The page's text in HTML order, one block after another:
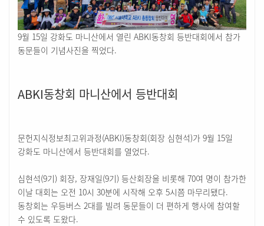
9월 15일 강화도 마니산에서 열린 ABKI동창회 등반대회에서 참가
동문들이 기념사진을 찍었다.
ABKI동창회 마니산에서 등반대회
문헌지식정보최고위과정(ABKI)동창회(회장 심현석)가 9월 15일
강화도 마니산에서 등반대회를 열었다.
심현석(9기) 회장, 장재일(9기) 등산회장을 비롯해 70여 명이 참가한
이날 대회는 오전 10시 30분에 시작해 오후 5시쯤 마무리됐다.
동창회는 우등버스 2대를 빌려 동문들이 더 편하게 행사에 참여할
수 있도록 도왔다.